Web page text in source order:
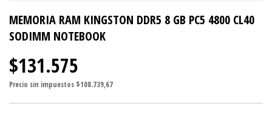
MEMORIA RAM KINGSTON DDR5 8 GB PC5 4800 CL40
SODIMM NOTEBOOK
$131.575
Precio sin impuestos $108.739,67